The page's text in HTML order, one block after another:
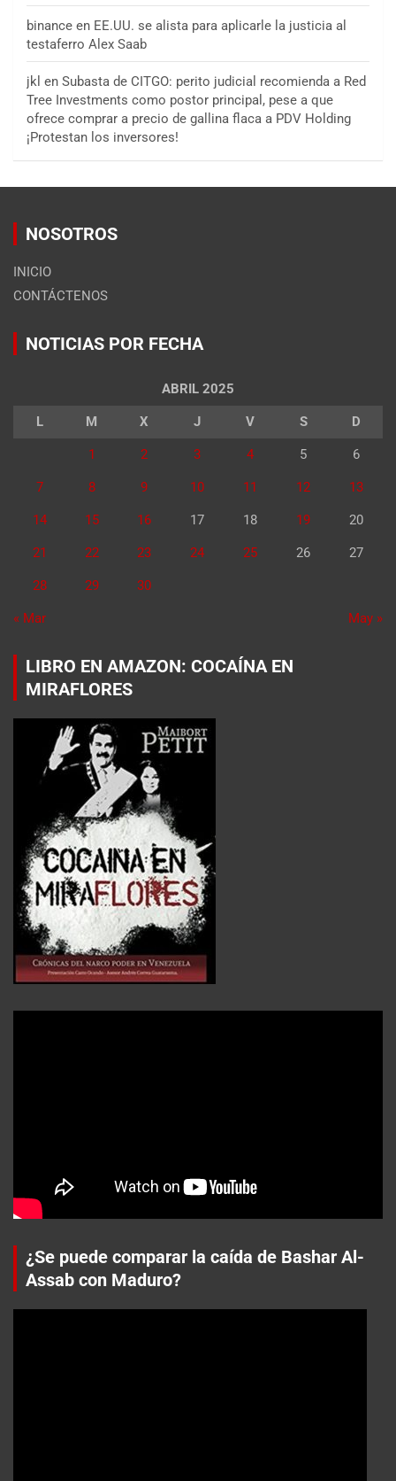
binance en EE.UU. se alista para aplicarle la justicia al
testaferro Alex Saab
jkl en Subasta de CITGO: perito judicial recomienda a Red
Tree Investments como postor principal, pese a que
ofrece comprar a precio de gallina flaca a PDV Holding
¡Protestan los inversores!
NOSOTROS
INICIO
CONTÁCTENOS
NOTICIAS POR FECHA
ABRIL 2025
L M X J V S D
1 2 3 4 5 6
7 8 9 10 11 12 13
14 15 16 17 18 19 20
21 22 23 24 25 26 27
28 29 30
« Mar May »
LIBRO EN AMAZON: COCAÍNA EN
MIRAFLORES
¿Se puede comparar la caída de Bashar Al-
Assab con Maduro?